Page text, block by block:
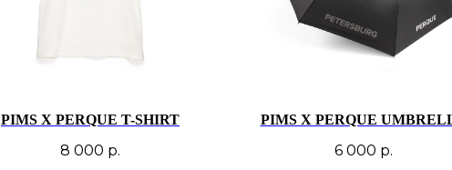
PIMS X PERQUE T-SHIRT
8 000 р.
PIMS X PERQUE
6 000 р.